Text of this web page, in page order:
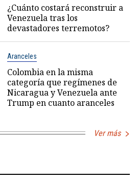
¿Cuánto costará reconstruir a
Venezuela tras los
devastadores terremotos?
Aranceles
Colombia en la misma
categoría que regímenes de
Nicaragua y Venezuela ante
Trump en cuanto aranceles
Ver más